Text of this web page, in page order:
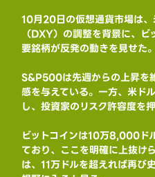
10月20日の仮想通貨市場は
（DXY）の調整を背景に、
要銘柄が反発の動きを見せた。
S&P500は先週からの上昇を
感を与えている。一方、米ド
し、投資家のリスク許容度を
ビットコインは10万8,000ド
ており、ここを明確に上抜け
は、11万ドルを超えれば再び